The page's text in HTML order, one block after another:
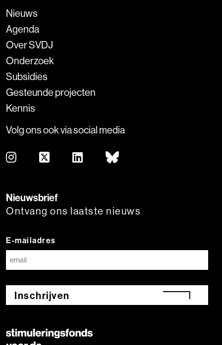
Nieuws
Agenda
Over SVDJ
Onderzoek
Subsidies
Gesteunde projecten
Kennis
Volg ons ook via social media
Nieuwsbrief
Ontvang ons laatste nieuws
E-mailadres
Inschrijven